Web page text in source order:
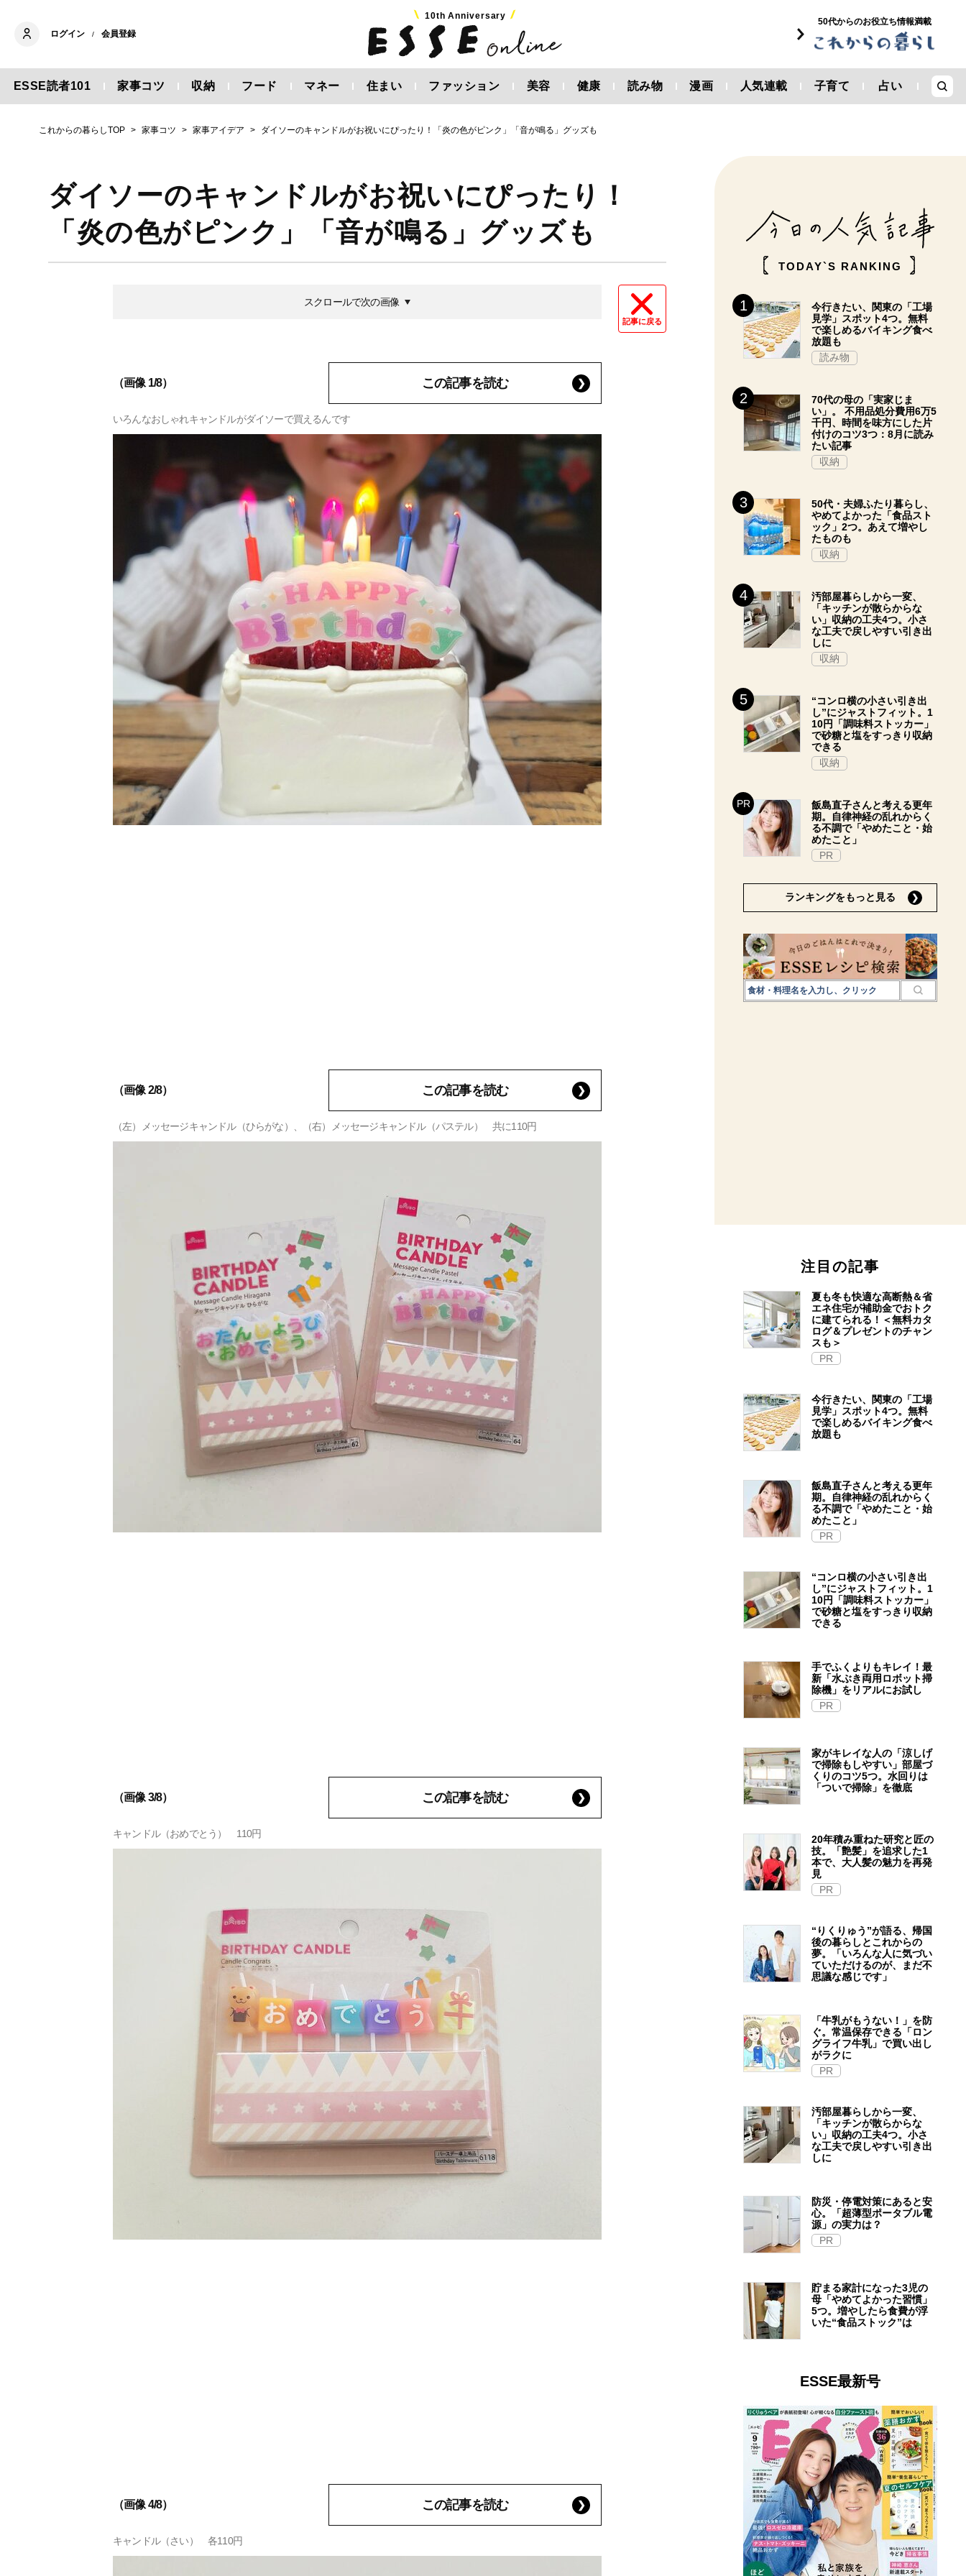
ログイン / 会員登録
10th Anniversary
50代からのお役立ち情報満載
ESSE読者101 家事コツ 収納 フード マネー 住まい ファッション 美容 健康 読み物 漫画 人気連載 子育て 占い
これからの暮らしTOP 家事コツ 家事アイデア ダイソーのキャンドルがお祝いにぴったり！「炎の色がピンク」「音が鳴る」グッズも
ダイソーのキャンドルがお祝いにぴったり！
「炎の色がピンク」「音が鳴る」グッズも
記事に戻る
スクロールで次の画像
（画像 1/8） この記事を読む
いろんなおしゃれキャンドルがダイソーで買えるんです
（画像 2/8） この記事を読む
（左）メッセージキャンドル（ひらがな）、（右）メッセージキャンドル（パステル） 共に110円
（画像 3/8） この記事を読む
キャンドル（おめでとう） 110円
（画像 4/8） この記事を読む
キャンドル（さい） 各110円
TODAY`S RANKING
今行きたい、関東の「工場
見学」スポット4つ。無料
で楽しめるバイキング食べ
放題も
読み物
70代の母の「実家じま
い」。 不用品処分費用6万5
千円、時間を味方にした片
付けのコツ3つ：8月に読み
たい記事
収納
50代・夫婦ふたり暮らし、
やめてよかった「食品スト
ック」2つ。あえて増やし
たものも
収納
汚部屋暮らしから一変、
「キッチンが散らからな
い」収納の工夫4つ。小さ
な工夫で戻しやすい引き出
しに
収納
“コンロ横の小さい引き出
し”にジャストフィット。1
10円「調味料ストッカー」
で砂糖と塩をすっきり収納
できる
収納
飯島直子さんと考える更年
期。自律神経の乱れからく
る不調で「やめたこと・始
めたこと」
PR
ランキングをもっと見る
注目の記事
夏も冬も快適な高断熱＆省
エネ住宅が補助金でおトク
に建てられる！＜無料カタ
ログ＆プレゼントのチャン
スも＞
PR
今行きたい、関東の「工場
見学」スポット4つ。無料
で楽しめるバイキング食べ
放題も
飯島直子さんと考える更年
期。自律神経の乱れからく
る不調で「やめたこと・始
めたこと」
PR
“コンロ横の小さい引き出
し”にジャストフィット。1
10円「調味料ストッカー」
で砂糖と塩をすっきり収納
できる
手でふくよりもキレイ！最
新「水ぶき両用ロボット掃
除機」をリアルにお試し
PR
家がキレイな人の「涼しげ
で掃除もしやすい」部屋づ
くりのコツ5つ。水回りは
「ついで掃除」を徹底
20年積み重ねた研究と匠の
技。「艶髪」を追求した1
本で、大人髪の魅力を再発
見
PR
“りくりゅう”が語る、帰国
後の暮らしとこれからの
夢。「いろんな人に気づい
ていただけるのが、まだ不
思議な感じです」
「牛乳がもうない！」を防
ぐ。常温保存できる「ロン
グライフ牛乳」で買い出し
がラクに
PR
汚部屋暮らしから一変、
「キッチンが散らからな
い」収納の工夫4つ。小さ
な工夫で戻しやすい引き出
しに
防災・停電対策にあると安
心。「超薄型ポータブル電
源」の実力は？​
PR
貯まる家計になった3児の
母「やめてよかった習慣」
5つ。増やしたら食費が浮
いた“食品ストック”は
ESSE最新号